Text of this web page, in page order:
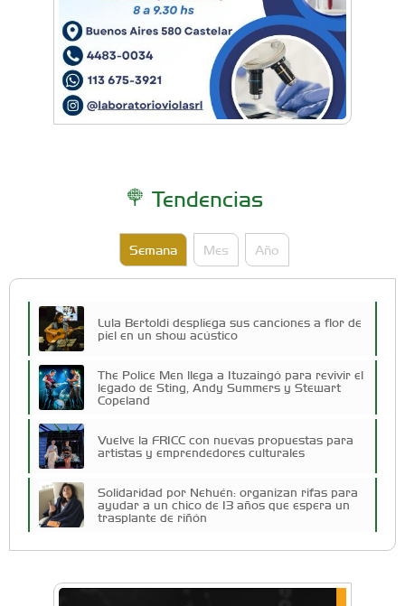
Tendencias
Semana Mes Año
Lula Bertoldi despliega sus canciones a flor de
piel en un show acústico
The Police Men llega a Ituzaingó para revivir el
legado de Sting, Andy Summers y Stewart
Copeland
Vuelve la FRICC con nuevas propuestas para
artistas y emprendedores culturales
Solidaridad por Nehuén: organizan rifas para
ayudar a un chico de 13 años que espera un
trasplante de riñón